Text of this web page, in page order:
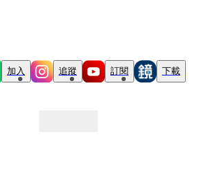
加入 追蹤 訂閱 下載